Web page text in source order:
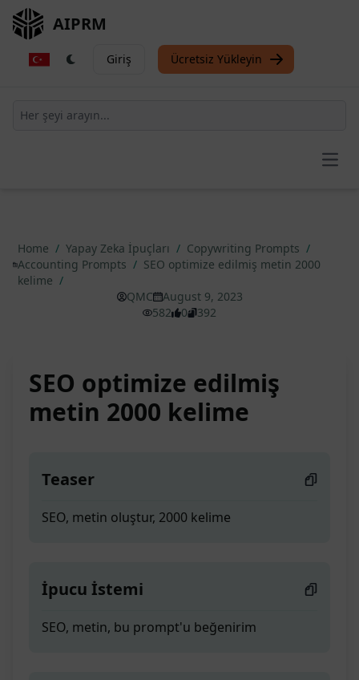
AIPRM
Giriş Ücretsiz Yükleyin
Home / Yapay Zeka İpuçları / Copywriting Prompts /
Accounting Prompts / SEO optimize edilmiş metin 2000
kelime /
QMC
August 9, 2023
582
0 392
SEO optimize edilmiş
metin 2000 kelime
Teaser
SEO, metin oluştur, 2000 kelime
İpucu İstemi
SEO, metin, bu prompt'u beğenirim